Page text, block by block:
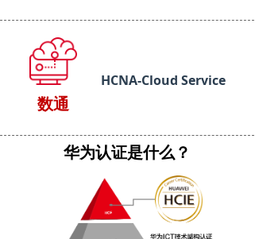
数通
HCNA-Cloud Service
华为认证是什么？